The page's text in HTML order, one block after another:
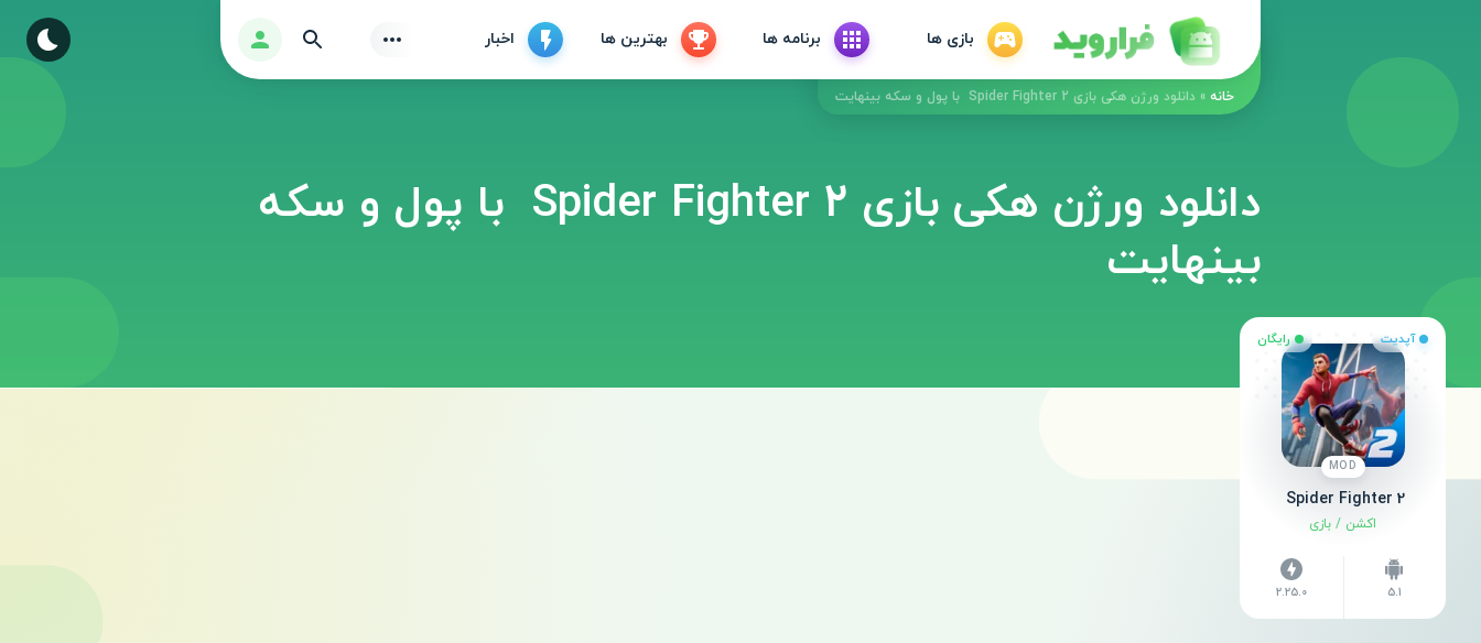
بازی ها برنامه ها بهترین ها اخبار ورود Find
خانه » دانلود ورژن هکی بازی Spider Fighter 2 ‏ با پول و سکه بینهایت
دانلود ورژن هکی بازی Spider Fighter 2 ‏ با پول و سکه
بینهایت
آپدیت رایگان
MOD
Spider Fighter 2 ‏
اکشن / بازی
5.1
2.25.0